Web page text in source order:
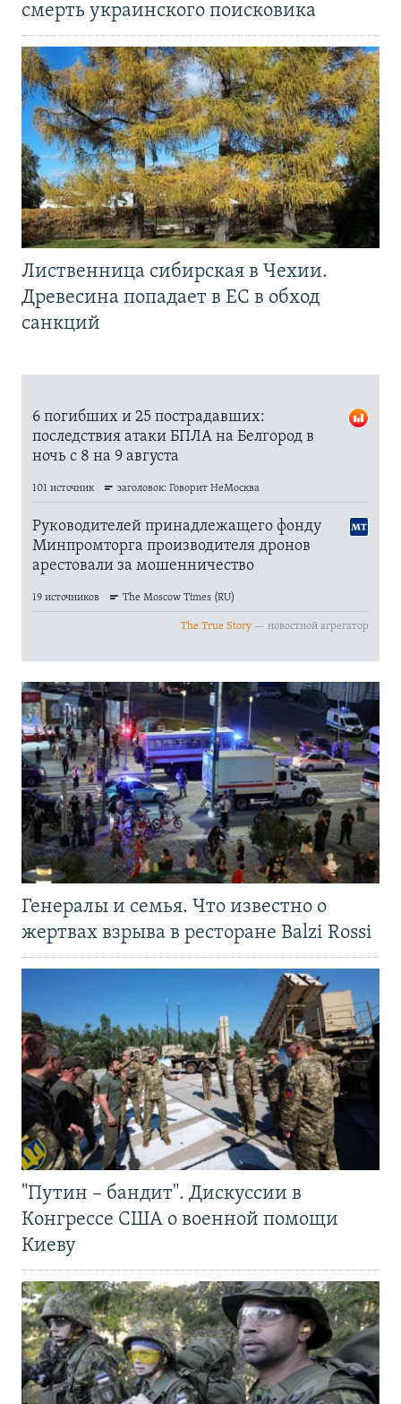
смерть украинского поисковика
Лиственница сибирская в Чехии.
Древесина попадает в ЕС в обход
санкций
Генералы и семья. Что известно о
жертвах взрыва в ресторане Balzi Rossi
"Путин – бандит". Дискуссии в
Конгрессе США о военной помощи
Киеву